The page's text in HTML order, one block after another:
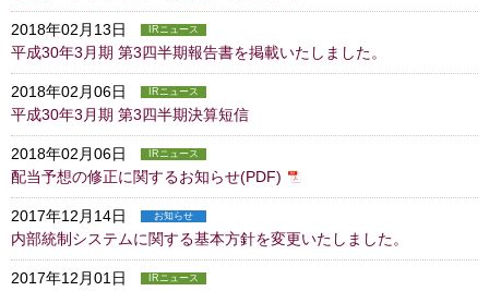
2018年02月13日 IRニュース
平成30年3月期 第3四半期報告書を掲載いたしました。
2018年02月06日 IRニュース
平成30年3月期 第3四半期決算短信
2018年02月06日 IRニュース
配当予想の修正に関するお知らせ(PDF)
2017年12月14日 お知らせ
内部統制システムに関する基本方針を変更いたしました。
2017年12月01日 IRニュース